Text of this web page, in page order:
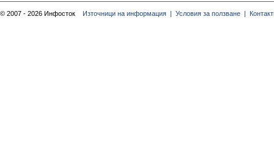
© 2007 - 2026 Инфосток Източници на информация | Условия за ползване |